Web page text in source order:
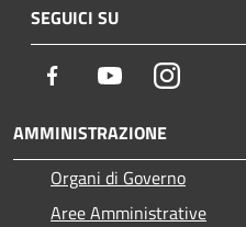
SEGUICI SU
Facebook YoutubeInstagram
AMMINISTRAZIONE
Organi di Governo
Aree Amministrative